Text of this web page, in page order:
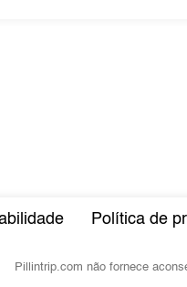
Política de
Pillintrip.com não fornece